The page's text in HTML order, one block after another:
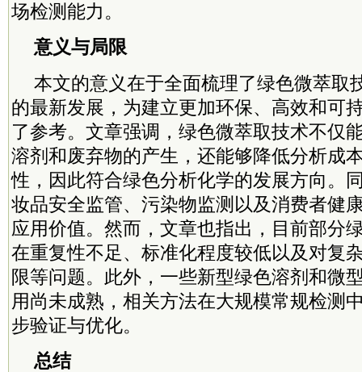
场检测能力。
意义与局限
本文的意义在于全面梳理了绿色微萃取
的最新发展，为建立更加环保、高效和可
了参考。文章强调，绿色微萃取技术不仅
溶剂和废弃物的产生，还能够降低分析成
性，因此符合绿色分析化学的发展方向。
妆品安全监管、污染物监测以及消费者健
应用价值。然而，文章也指出，目前部分
在重复性不足、标准化程度较低以及对复
限等问题。此外，一些新型绿色溶剂和微
用尚未成熟，相关方法在大规模常规检测
步验证与优化。
总结